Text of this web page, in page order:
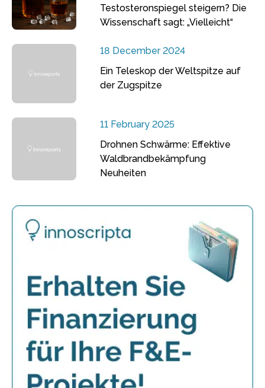
Testosteronspiegel steigern? Die
Wissenschaft sagt: „Vielleicht“
18 December 2024
Ein Teleskop der Weltspitze auf
der Zugspitze
11 February 2025
Drohnen Schwärme: Effektive
Waldbrandbekämpfung
Neuheiten